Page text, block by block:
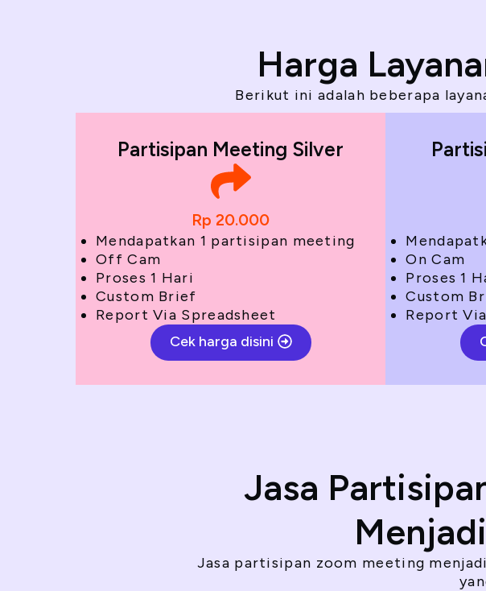
Harga
Berikut ini adalah beberapa
Partisipan Meeting Silver
Rp 20.000
Mendapatkan 1 partisipan meeting
Off Cam
Proses 1 Hari
Custom Brief
Report Via Spreadsheet
Cek harga disini
On Cam
Proses 1
Custom
Report
Jasa
Jasa partisipan zoom meeting